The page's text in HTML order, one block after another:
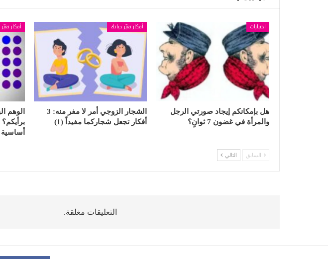
اختبارات
هل بإمكانكم إيجاد صورتي الرجل
والمرأة في غضون 7 ثوانٍ؟
أفكار تغيّر حياتك
الشجار الزوجي أمر لا مفر منه: 3
أفكار تجعل شجاركما مفيداً (1)
أفكار
الوهم
السابق التالي
التعليقات مغلقة.